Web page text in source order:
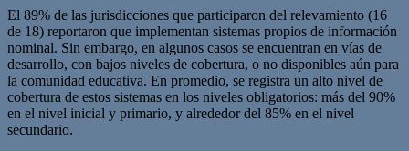
El 89% de las jurisdicciones que participaron del relevamiento (16
de 18) reportaron que implementan sistemas propios de información
nominal. Sin embargo, en algunos casos se encuentran en vías de
desarrollo, con bajos niveles de cobertura, o no disponibles aún para
la comunidad educativa. En promedio, se registra un alto nivel de
cobertura de estos sistemas en los niveles obligatorios: más del 90%
en el nivel inicial y primario, y alrededor del 85% en el nivel
secundario.